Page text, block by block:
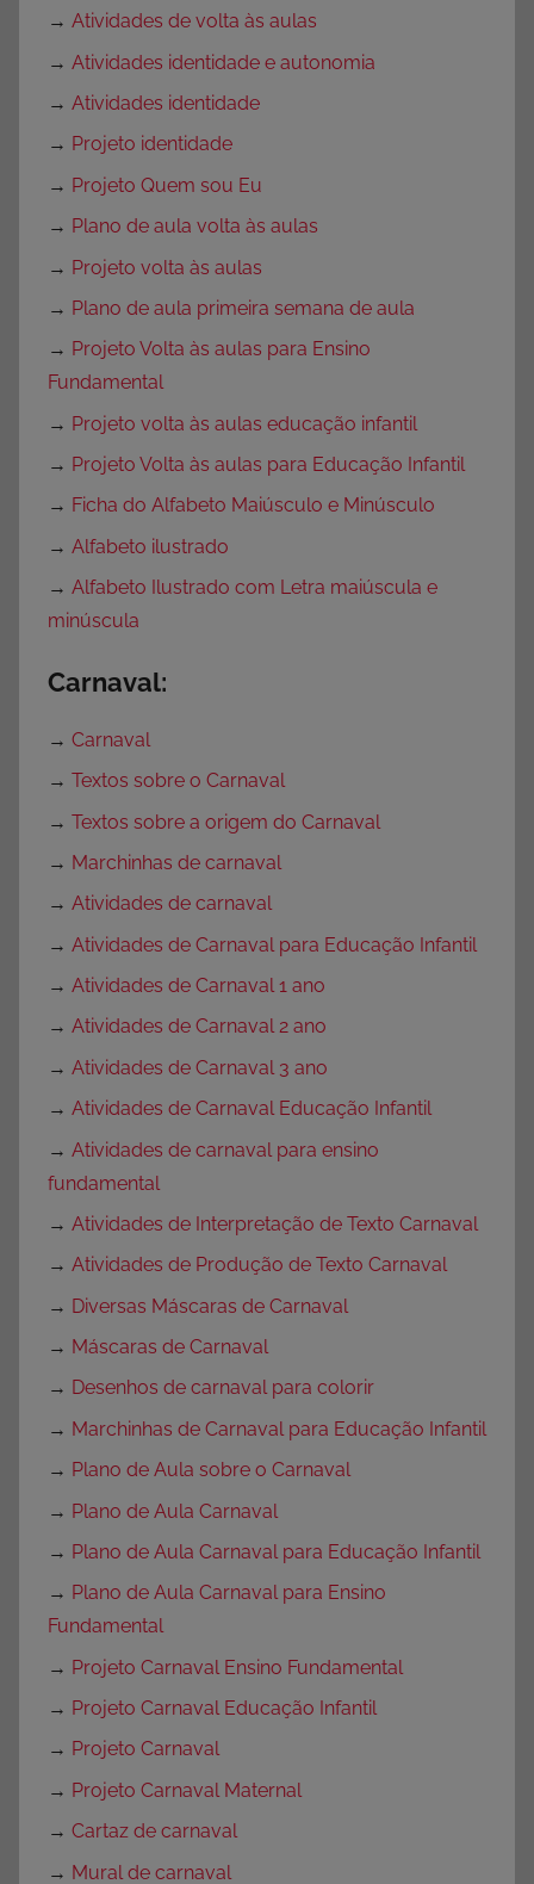
→ Atividades de volta às aulas
→ Atividades identidade e autonomia
→ Atividades identidade
→ Projeto identidade
→ Projeto Quem sou Eu
→ Plano de aula volta às aulas
→ Projeto volta às aulas
→ Plano de aula primeira semana de aula
→ Projeto Volta às aulas para Ensino
Fundamental
→ Projeto volta às aulas educação infantil
→ Projeto Volta às aulas para Educação Infantil
→ Ficha do Alfabeto Maiúsculo e Minúsculo
→ Alfabeto ilustrado
→ Alfabeto Ilustrado com Letra maiúscula e
minúscula
Carnaval:
→ Carnaval
→ Textos sobre o Carnaval
→ Textos sobre a origem do Carnaval
→ Marchinhas de carnaval
→ Atividades de carnaval
→ Atividades de Carnaval para Educação Infantil
→ Atividades de Carnaval 1 ano
→ Atividades de Carnaval 2 ano
→ Atividades de Carnaval 3 ano
→ Atividades de Carnaval Educação Infantil
→ Atividades de carnaval para ensino
fundamental
→ Atividades de Interpretação de Texto Carnaval
→ Atividades de Produção de Texto Carnaval
→ Diversas Máscaras de Carnaval
→ Máscaras de Carnaval
→ Desenhos de carnaval para colorir
→ Marchinhas de Carnaval para Educação Infantil
→ Plano de Aula sobre o Carnaval
→ Plano de Aula Carnaval
→ Plano de Aula Carnaval para Educação Infantil
→ Plano de Aula Carnaval para Ensino
Fundamental
→ Projeto Carnaval Ensino Fundamental
→ Projeto Carnaval Educação Infantil
→ Projeto Carnaval
→ Projeto Carnaval Maternal
→ Cartaz de carnaval
→ Mural de carnaval